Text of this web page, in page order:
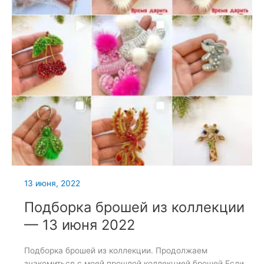
13 июня, 2022
Подборка брошей из коллекции
— 13 июня 2022
Подборка брошей из коллекции. Продолжаем